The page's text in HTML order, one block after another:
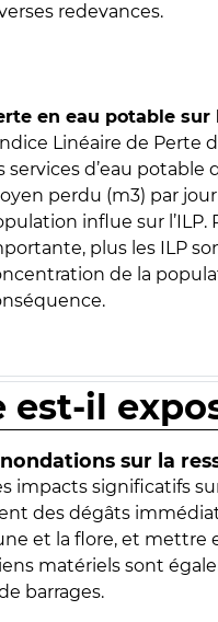
redevances.
en eau potable sur
Linéaire de Perte
services d’eau
perdu (m3) par
influe sur
plus les ILP
de la
il
sur la
impacts significatifs
des dégâts
et la flore, et mettre
matériels sont
barrages.